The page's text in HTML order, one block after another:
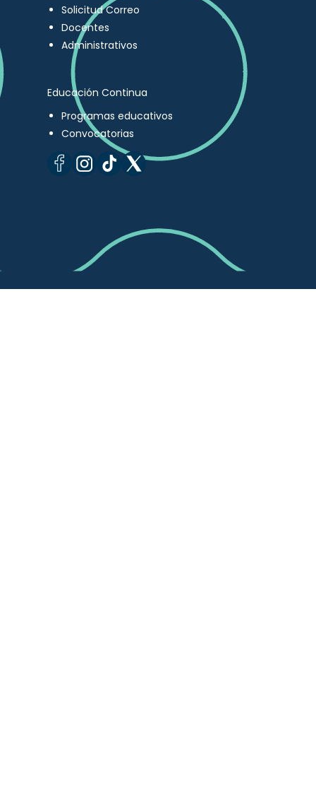
Solicitud Correo
Docentes
Administrativos
Educación Continua
Programas educativos
Convocatorias